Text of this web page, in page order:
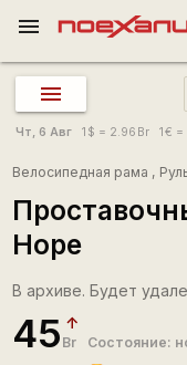
menu
Чт, 6 Авг 1 $ = 2.96 Br 1€ =
Велосипедная рама ,
Hope
В архиве. Будет
45 Br Состояние: